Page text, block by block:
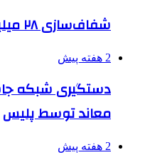
شفاف‌سازی ۲۸ میلیارد یورو تعهدات ارزی
2 هفته پیش
دستگیری شبکه
معاند توسط پلیس
2 هفته پیش